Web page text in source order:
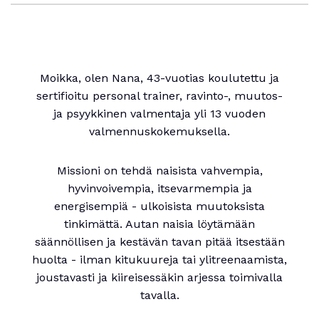
Moikka, olen Nana, 43-vuotias koulutettu ja
sertifioitu personal trainer, ravinto-, muutos-
ja psyykkinen valmentaja yli 13 vuoden
valmennuskokemuksella.
Missioni on tehdä naisista vahvempia,
hyvinvoivempia, itsevarmempia ja
energisempiä - ulkoisista muutoksista
tinkimättä. Autan naisia löytämään
säännöllisen ja kestävän tavan pitää itsestään
huolta - ilman kitukuureja tai ylitreenaamista,
joustavasti ja kiireisessäkin arjessa toimivalla
tavalla.